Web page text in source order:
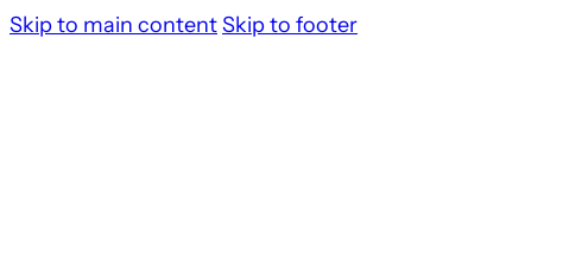
Skip to main contentSkip to footer